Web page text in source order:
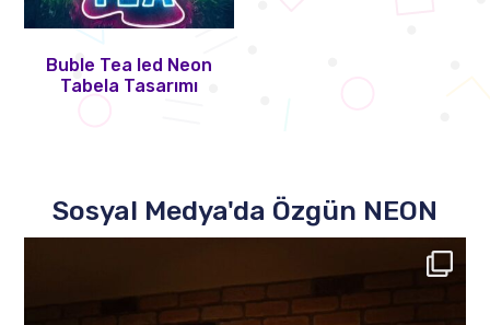
Buble Tea led Neon
Tabela Tasarımı
Sosyal Medya'da Özgün NEON